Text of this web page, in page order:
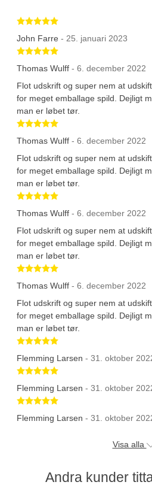
Betygsatt 5 av 5 stjärnor
John Farre - 25. januari 2023
Betygsatt 5 av 5 stjärnor
Thomas Wulff - 6. december 2022
Flot udskrift og super nem at
for meget emballage spild. Dejligt
man er løbet tør.
Betygsatt 5 av 5 stjärnor
Thomas Wulff - 6. december 2022
Flot udskrift og super nem at
for meget emballage spild. Dejligt
man er løbet tør.
Betygsatt 5 av 5 stjärnor
Thomas Wulff - 6. december 2022
Flot udskrift og super nem at
for meget emballage spild. Dejligt
man er løbet tør.
Betygsatt 5 av 5 stjärnor
Thomas Wulff - 6. december 2022
Flot udskrift og super nem at
for meget emballage spild. Dejligt
man er løbet tør.
Betygsatt 5 av 5 stjärnor
Flemming Larsen - 31. oktober
Betygsatt 5 av 5 stjärnor
Flemming Larsen - 31. oktober
Betygsatt 5 av 5 stjärnor
Flemming Larsen - 31. oktober
Visa alla
Andra kunder